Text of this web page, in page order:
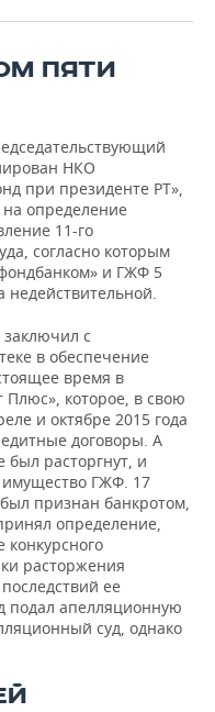
ПЯТИ
НКО
при президенте РТ»,
определение
11-го
согласно которым
и ГЖФ 5
недействительной.
заключил с
в обеспечение
время в
которое, в свою
и октябре 2015 года
договоры. А
был расторгнут, и
имущество ГЖФ. 17
признан банкротом,
определение,
конкурсного
расторжения
ее
подал апелляционную
суд, однако